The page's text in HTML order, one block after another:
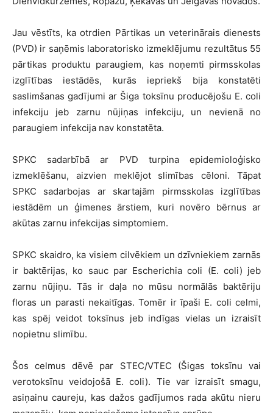
Jau vēstīts, ka otrdien Pārtikas un veterinārais dienests
(PVD) ir saņēmis laboratorisko izmeklējumu rezultātus 55
pārtikas produktu paraugiem, kas noņemti pirmsskolas
izglītības iestādēs, kurās iepriekš bija konstatēti
saslimšanas gadījumi ar Šiga toksīnu producējošu E. coli
infekciju jeb zarnu nūjiņas infekciju, un nevienā no
paraugiem infekcija nav konstatēta.
SPKC sadarbībā ar PVD turpina epidemioloģisko
izmeklēšanu, aizvien meklējot slimības cēloni. Tāpat
SPKC sadarbojas ar skartajām pirmsskolas izglītības
iestādēm un ģimenes ārstiem, kuri novēro bērnus ar
akūtas zarnu infekcijas simptomiem.
SPKC skaidro, ka visiem cilvēkiem un dzīvniekiem zarnās
ir baktērijas, ko sauc par Escherichia coli (E. coli) jeb
zarnu nūjiņu. Tās ir daļa no mūsu normālās baktēriju
floras un parasti nekaitīgas. Tomēr ir īpaši E. coli celmi,
kas spēj veidot toksīnus jeb indīgas vielas un izraisīt
nopietnu slimību.
Šos celmus dēvē par STEC/VTEC (Šigas toksīnu vai
verotoksīnu veidojošā E. coli). Tie var izraisīt smagu,
asiņainu caureju, kas dažos gadījumos rada akūtu nieru